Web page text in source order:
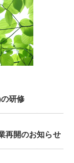
研修
再開のお知らせ